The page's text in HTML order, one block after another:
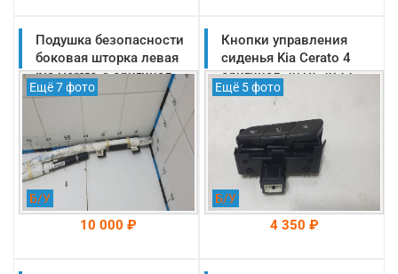
На складе: Раменское
-->
На складе: Раменское
-->
Подушка безопасности
боковая шторка левая
Kia Cerato 4 оригинал
2018-2022
(80410M6000)
Ещё 7 фото
Б/У
10 000 ₽
Кнопки управления
сиденья Kia Cerato 4
оригинал 2018-2022
(93250M6000)
Ещё 5 фото
Б/У
4 350 ₽